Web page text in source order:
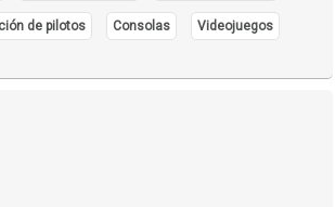
de pilotos Consolas Videojuegos